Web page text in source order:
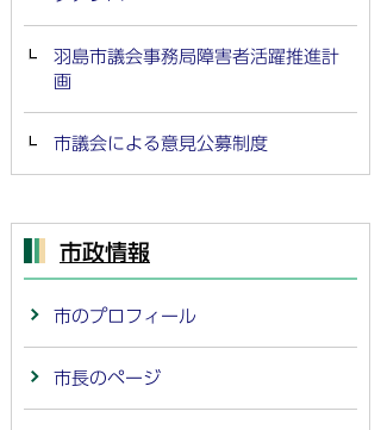
羽島市議会事務局障害者活躍推進計
画
市議会による意見公募制度
市政情報
市のプロフィール
市長のページ